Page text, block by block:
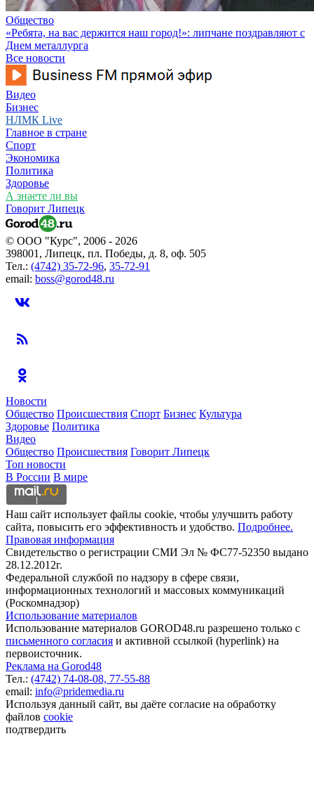
Общество
«Ребята, на вас держится наш город!»: липчане поздравляют с
Днем металлурга
Все новости
Видео
Бизнес
НЛМК Live
Главное в стране
Спорт
Экономика
Политика
Здоровье
А знаете ли вы
Говорит Липецк
© ООО "Курс", 2006 - 2026
398001, Липецк, пл. Победы, д. 8, оф. 505
Тел.: (4742) 35-72-96, 35-72-91
email: boss@gorod48.ru
Новости
Общество Происшествия Спорт Бизнес Культура
Здоровье Политика
Видео
Общество Происшествия Говорит Липецк
Топ новости
В России В мире
Наш сайт использует файлы cookie, чтобы улучшить работу
сайта, повысить его эффективность и удобство. Подробнее.
Правовая информация
Свидетельство о регистрации СМИ Эл № ФС77-52350 выдано
28.12.2012г.
Федеральной службой по надзору в сфере связи,
информационных технологий и массовых коммуникаций
(Роскомнадзор)
Использование материалов
Использование материалов GOROD48.ru разрешено только с
письменного согласия и активной ссылкой (hyperlink) на
первоисточник.
Реклама на Gorod48
Тел.: (4742) 74-08-08, 77-55-88
email: info@pridemedia.ru
Используя данный сайт, вы даёте согласие на обработку
файлов cookie
подтвердить